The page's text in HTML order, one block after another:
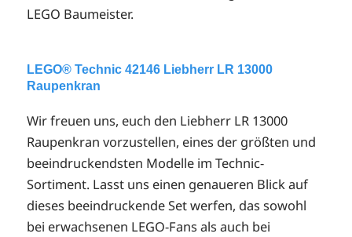
LEGO Baumeister.
LEGO® Technic 42146 Liebherr LR 13000
Raupenkran
Wir freuen uns, euch den Liebherr LR 13000
Raupenkran vorzustellen, eines der größten und
beeindruckendsten Modelle im Technic-
Sortiment. Lasst uns einen genaueren Blick auf
dieses beeindruckende Set werfen, das sowohl
bei erwachsenen LEGO-Fans als auch bei